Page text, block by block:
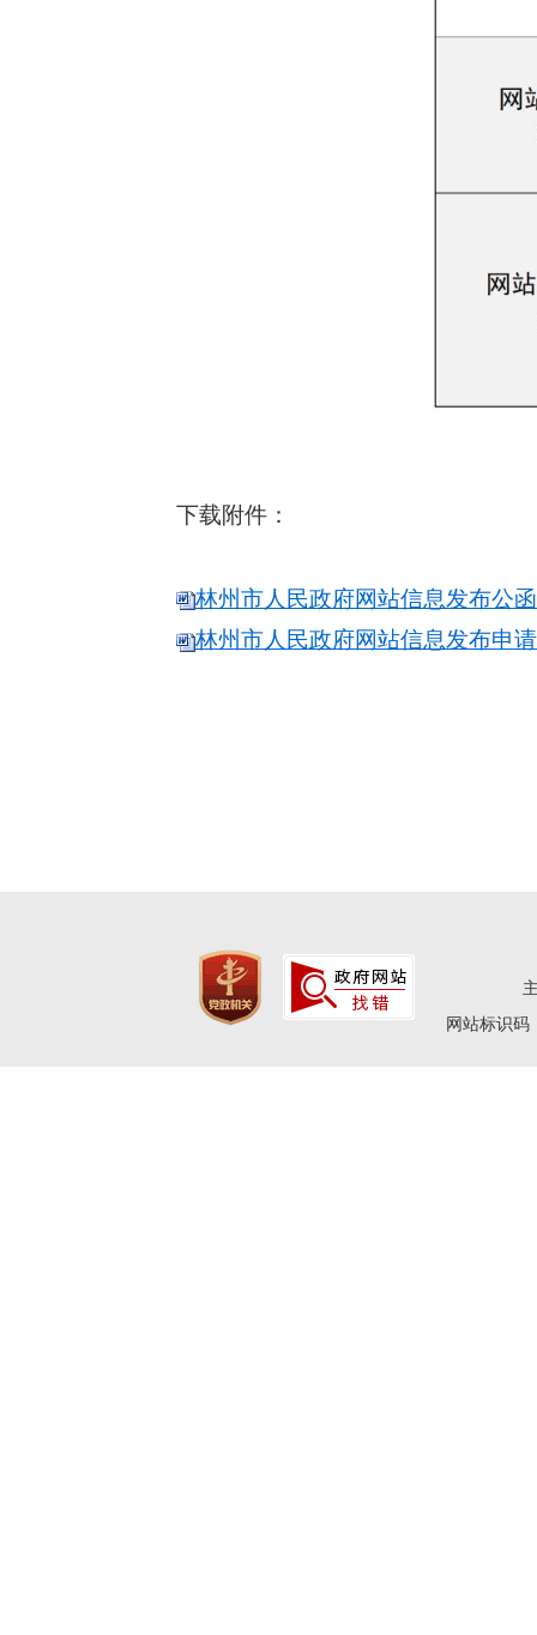
下载附件：
林州市人民政府网站信息发布公
林州市人民政府网站信息发布申
网站标识